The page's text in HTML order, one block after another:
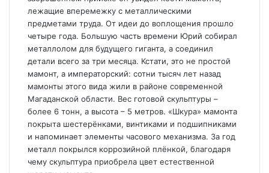
лежащие вперемежку с металлическими
предметами труда. От идеи до воплощения прошло
четыре года. Большую часть времени Юрий собирал
металлолом для будущего гиганта, а соединил
детали всего за три месяца. Кстати, это не простой
мамонт, а императорский: сотни тысяч лет назад
мамонты этого вида жили в районе современной
Магаданской области. Вес готовой скульптуры –
более 6 тонн, а высота – 5 метров. «Шкура» мамонта
покрыта шестерёнками, винтиками и подшипниками
и напоминает элементы часового механизма. За год
металл покрылся коррозийной плёнкой, благодаря
чему скульптура приобрела цвет естественной